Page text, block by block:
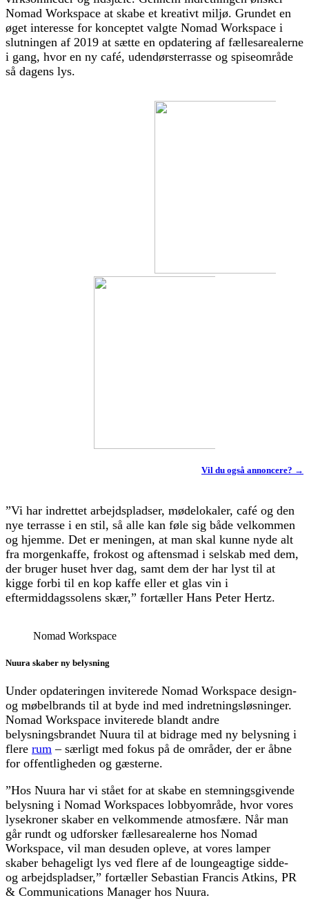
Nomad Workspace at skabe et kreativt miljø. Grundet en
øget interesse for konceptet valgte Nomad Workspace i
slutningen af 2019 at sætte en opdatering af fællesarealerne
i gang, hvor en ny café, udendørsterrasse og spiseområde
så dagens lys.
Vil du også annoncere? →
”Vi har indrettet arbejdspladser, mødelokaler, café og den
nye terrasse i en stil, så alle kan føle sig både velkommen
og hjemme. Det er meningen, at man skal kunne nyde alt
fra morgenkaffe, frokost og aftensmad i selskab med dem,
der bruger huset hver dag, samt dem der har lyst til at
kigge forbi til en kop kaffe eller et glas vin i
eftermiddagssolens skær,” fortæller Hans Peter Hertz.
Nomad Workspace
Nuura skaber ny belysning
Under opdateringen inviterede Nomad Workspace design-
og møbelbrands til at byde ind med indretningsløsninger.
Nomad Workspace inviterede blandt andre
belysningsbrandet Nuura til at bidrage med ny belysning i
flere rum – særligt med fokus på de områder, der er åbne
for offentligheden og gæsterne.
”Hos Nuura har vi stået for at skabe en stemningsgivende
belysning i Nomad Workspaces lobbyområde, hvor vores
lysekroner skaber en velkommende atmosfære. Når man
går rundt og udforsker fællesarealerne hos Nomad
Workspace, vil man desuden opleve, at vores lamper
skaber behageligt lys ved flere af de loungeagtige sidde-
og arbejdspladser,” fortæller Sebastian Francis Atkins, PR
& Communications Manager hos Nuura.